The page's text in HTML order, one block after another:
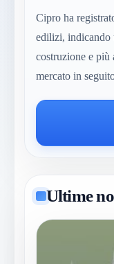
Cipro ha
edilizi, indicando
costruzione e più
mercato in
Ultime